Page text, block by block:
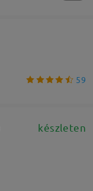
59
készleten